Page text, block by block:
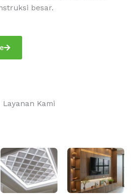
besar.
Layanan Kami